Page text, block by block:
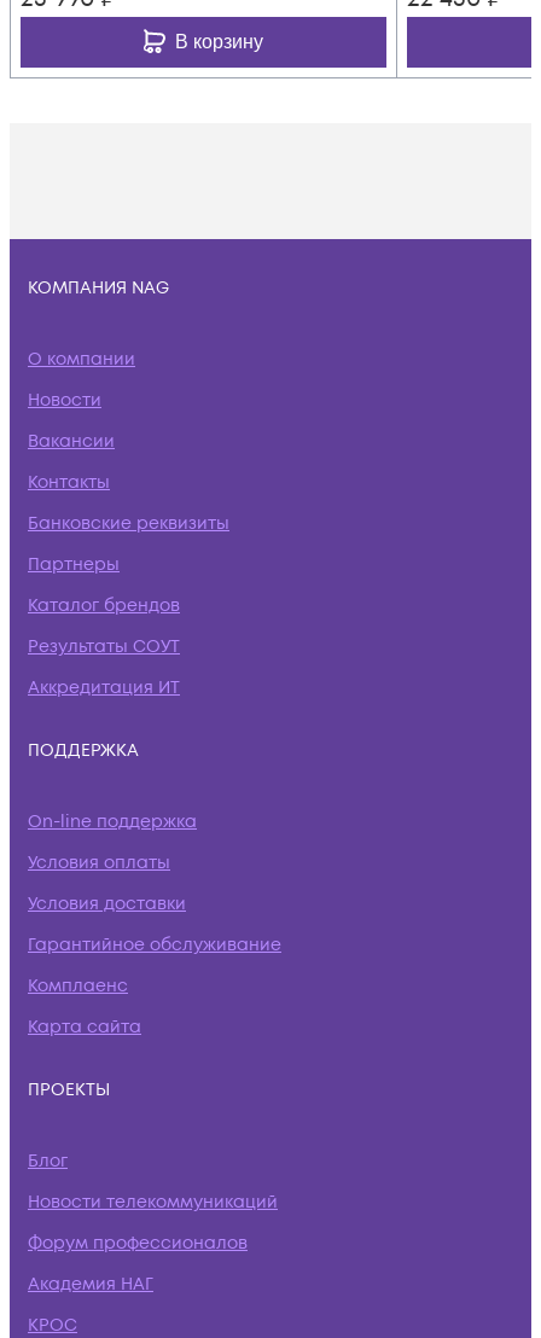
В корзину
КОМПАНИЯ NAG
О компании
Новости
Вакансии
Контакты
Банковские реквизиты
Партнеры
Каталог брендов
Результаты СОУТ
Аккредитация ИТ
ПОДДЕРЖКА
On-line поддержка
Условия оплаты
Условия доставки
Гарантийное обслуживание
Комплаенс
Карта сайта
ПРОЕКТЫ
Блог
Новости телекоммуникаций
Форум профессионалов
Академия НАГ
КРОС